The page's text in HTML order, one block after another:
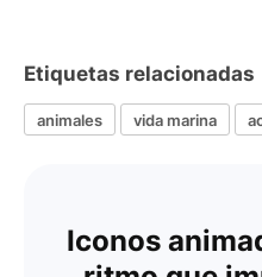
Etiquetas relacionadas
animales vida marina
Iconos